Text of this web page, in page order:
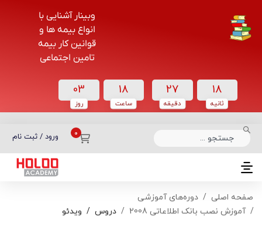
وبینار آشنایی با
انواع بیمه ها و
قوانین کار بیمه
تامین اجتماعی
03
روز
18
ساعت‌
27
دقیقه
18
ثانیه
ورود / ثبت نام
دسته بندی دوره‌ها
صفحه اصلی
دوره‌های آموزشی
آموزش نصب بانک اطلاعاتی 2008
دروس ویدئو